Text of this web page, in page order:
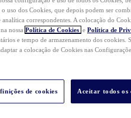
uso dos Cookies, que depois podem ser
correspondentes. A colocação do
nossa Política de Cookies e Política de
e tempo de armazenamento dos cookies.
a colocação de Cookies nas
de cookies Aceitar todos os